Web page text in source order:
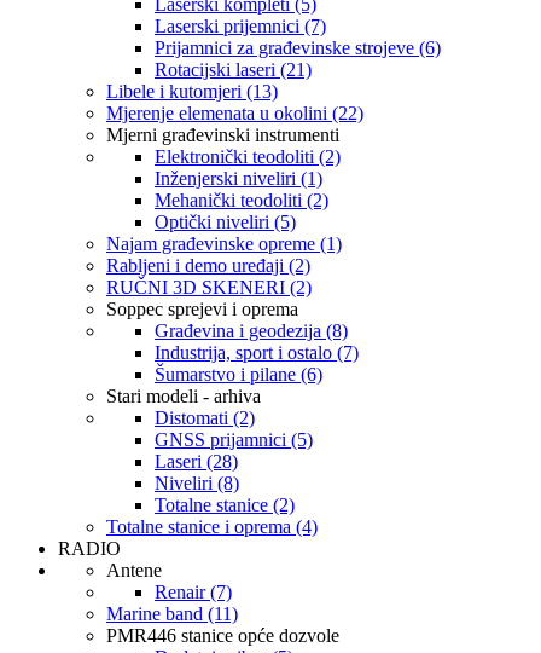
Laserski prijemnici (7)
Prijamnici za građevinske strojeve (6)
Rotacijski laseri (21)
Libele i kutomjeri (13)
Mjerenje elemenata u okolini (22)
Mjerni građevinski instrumenti
Elektronički teodoliti (2)
Inženjerski niveliri (1)
Mehanički teodoliti (2)
Optički niveliri (5)
Najam građevinske opreme (1)
Rabljeni i demo uređaji (2)
RUČNI 3D SKENERI (2)
Soppec sprejevi i oprema
Građevina i geodezija (8)
Industrija, sport i ostalo (7)
Šumarstvo i pilane (6)
Stari modeli - arhiva
Distomati (2)
GNSS prijamnici (5)
Laseri (28)
Niveliri (8)
Totalne stanice (2)
Totalne stanice i oprema (4)
RADIO
Antene
Renair (7)
Marine band (11)
PMR446 stanice opće dozvole